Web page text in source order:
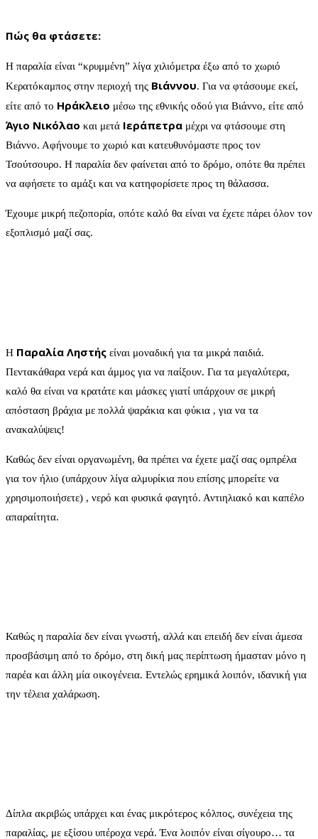
Πώς θα φτάσετε:
Η παραλία είναι “κρυμμένη” λίγα χιλιόμετρα έξω από το χωριό
Κερατόκαμπος στην περιοχή της Βιάννου. Για να φτάσουμε εκεί,
είτε από το Ηράκλειο μέσω της εθνικής οδού για Βιάννο, είτε από
Άγιο Νικόλαο και μετά Ιεράπετρα μέχρι να φτάσουμε στη
Βιάννο. Αφήνουμε το χωριό και κατευθυνόμαστε προς τον
Τσούτσουρο. Η παραλία δεν φαίνεται από το δρόμο, οπότε θα πρέπει
να αφήσετε το αμάξι και να κατηφορίσετε προς τη θάλασσα.
Έχουμε μικρή πεζοπορία, οπότε καλό θα είναι να έχετε πάρει όλον τον
εξοπλισμό μαζί σας.
Η Παραλία Ληστής είναι μοναδική για τα μικρά παιδιά.
Πεντακάθαρα νερά και άμμος για να παίξουν. Για τα μεγαλύτερα,
καλό θα είναι να κρατάτε και μάσκες γιατί υπάρχουν σε μικρή
απόσταση βράχια με πολλά ψαράκια και φύκια , για να τα
ανακαλύψεις!
Καθώς δεν είναι οργανωμένη, θα πρέπει να έχετε μαζί σας ομπρέλα
για τον ήλιο (υπάρχουν λίγα αλμυρίκια που επίσης μπορείτε να
χρησιμοποιήσετε) , νερό και φυσικά φαγητό. Αντιηλιακό και καπέλο
απαραίτητα.
Καθώς η παραλία δεν είναι γνωστή, αλλά και επειδή δεν είναι άμεσα
προσβάσιμη από το δρόμο, στη δική μας περίπτωση ήμασταν μόνο η
παρέα και άλλη μία οικογένεια. Εντελώς ερημικά λοιπόν, ιδανική για
την τέλεια χαλάρωση.
Δίπλα ακριβώς υπάρχει και ένας μικρότερος κόλπος, συνέχεια της
παραλίας, με εξίσου υπέροχα νερά. Ένα λοιπόν είναι σίγουρο… τα